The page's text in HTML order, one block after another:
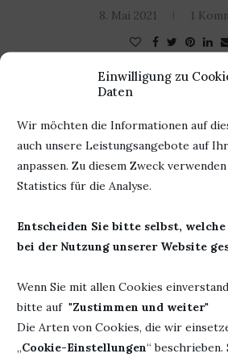
Einwilligung zu
Daten
Wir möchten die Informationen auf
auch unsere Leistungsangebote auf
anpassen. Zu diesem Zweck
Statistics für die Analyse.
Entscheiden Sie bitte selbst,
bei der Nutzung unserer Website
Wenn Sie mit allen Cookies
bitte auf "Zustimmen und weiter"
Die Arten von Cookies, die wir
„Cookie-Einstellungen“
8. Mai 2021 1